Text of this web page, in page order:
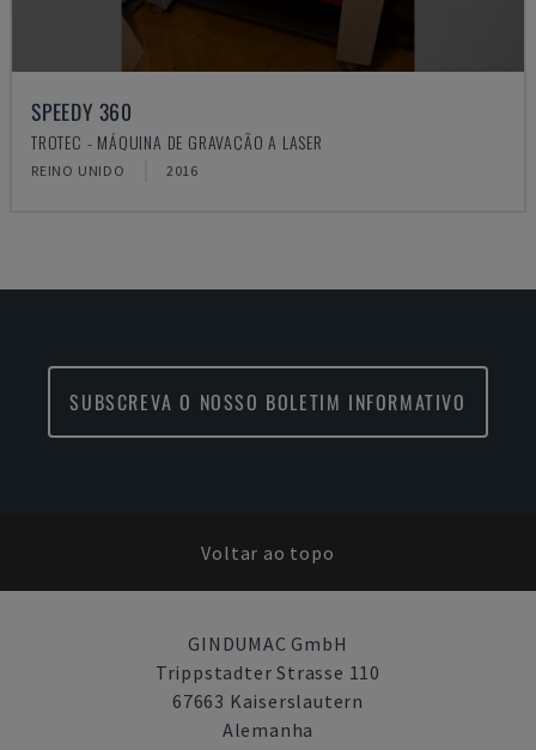
SPEEDY 360
TROTEC - MÁQUINA DE GRAVAÇÃO A LASER
REINO UNIDO 2016
SUBSCREVA O NOSSO BOLETIM INFORMATIVO
Voltar ao topo
GINDUMAC GmbH
Trippstadter Strasse 110
67663 Kaiserslautern
Alemanha